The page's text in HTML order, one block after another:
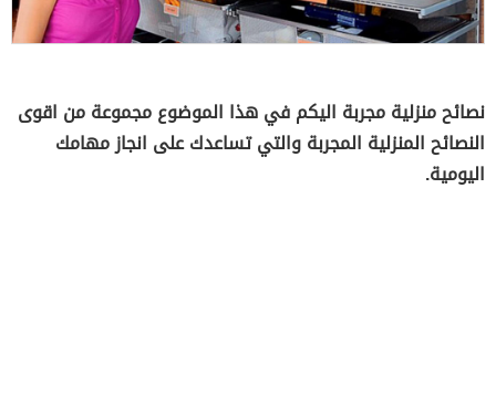
نصائح منزلية مجربة اليكم في هذا الموضوع مجموعة من اقوى
النصائح المنزلية المجربة والتي تساعدك على انجاز مهامك
اليومية.